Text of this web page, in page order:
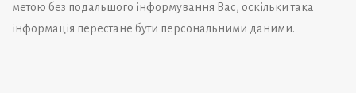
метою без подальшого інформування Вас, оскільки така
інформація перестане бути персональними даними.